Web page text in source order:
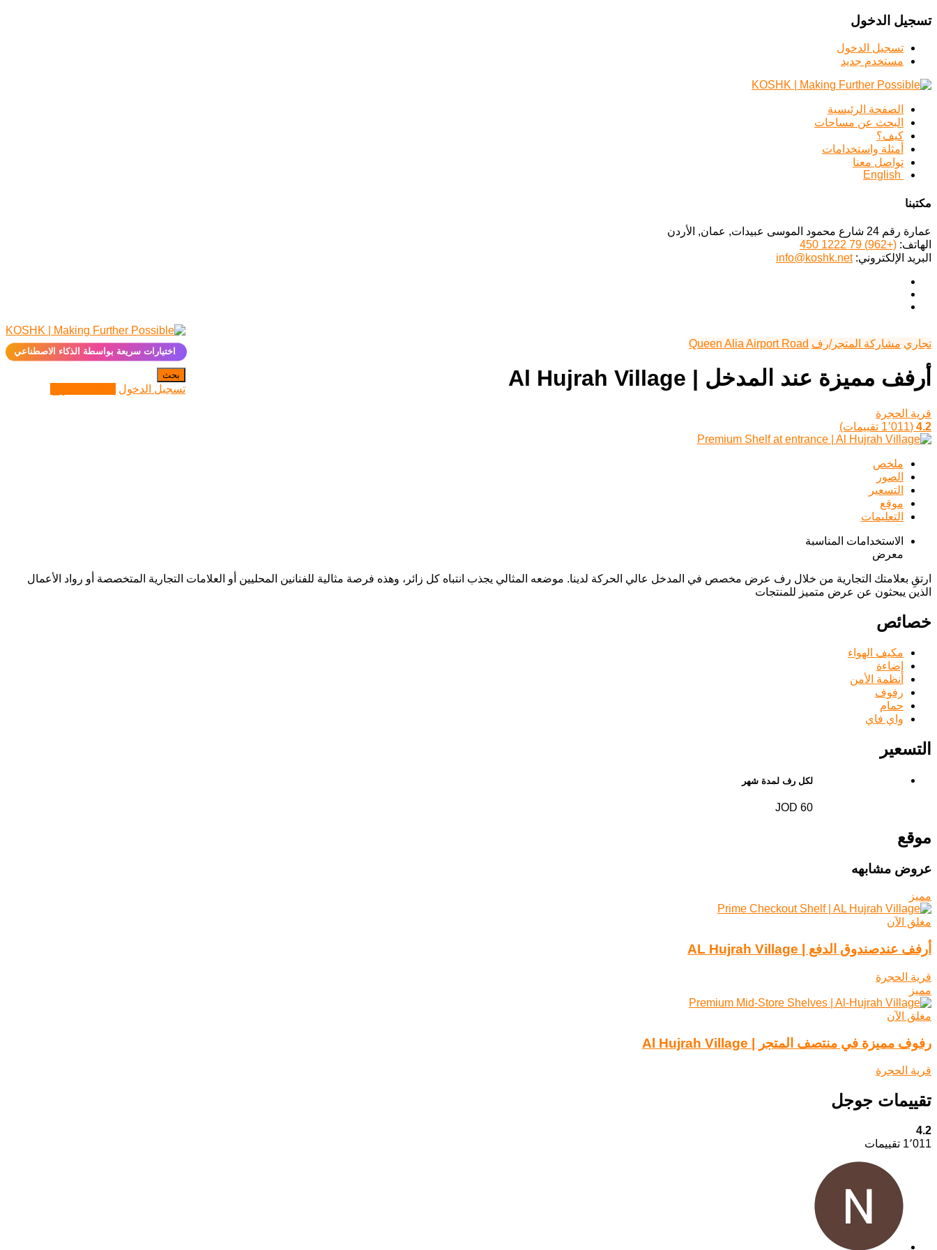
تسجيل الدخول
تسجيل الدخول
مستخدم جديد
الصفحة الرئيسية
البحث عن مساحات
كيف؟
أمثلة واستخدامات
تواصل معنا
English
مكتبنا
عمارة رقم 24 شارع محمود الموسى عبيدات, عمان, الأردن
الهاتف: (+962) 79 1222 450
البريد الإلكتروني:info@koshk.net
✨اختيارات سريعة بواسطة الذكاء الاصطناعي
بحث
تسجيل الدخول
تجاري مشاركة المتجر/رف Queen Alia Airport Road
أرفف مميزة عند المدخل | Al Hujrah Village
قرية الحجرة
4.2 (1٬011 تقييمات)
ملخص
الصور
التسعير
موقع
التعليمات
الاستخدامات المناسبة
معرض
ارتقِ بعلامتك التجارية من خلال رف عرض مخصص في المدخل عالي الحركة لدينا. موضعه المثالي يجذب انتباه كل زائر، وهذه فرصة مثالية للفنانين المحليين أو العلامات التجارية المتخصصة أو رواد الأعمال
الذين يبحثون عن عرض متميز للمنتجات
خصائص
مكيف الهواء
إضاءة
أنظمة الأمن
رفوف
حمام
واي فاي
التسعير
لكل رف لمدة شهر
60 JOD
موقع
عروض مشابهه
مميز
مغلق الآن
أرفف عندصندوق الدفع | AL Hujrah Village
قرية الحجرة
مميز
مغلق الآن
رفوف مميزة في منتصف المتجر | Al Hujrah Village
قرية الحجرة
تقييمات جوجل
4.2
1٬011 تقييمات